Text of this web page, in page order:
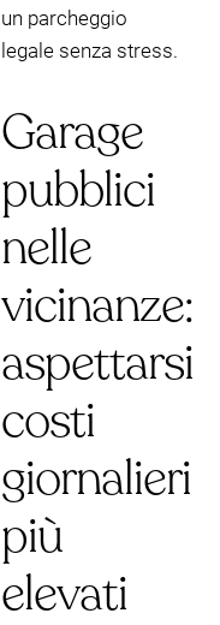
un parcheggio
legale senza stress.
Garage
pubblici
nelle
vicinanze:
aspettarsi
costi
giornalieri
più
elevati